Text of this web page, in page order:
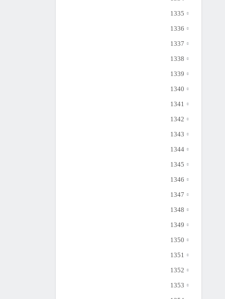
1335
1336
1337
1338
1339
1340
1341
1342
1343
1344
1345
1346
1347
1348
1349
1350
1351
1352
1353